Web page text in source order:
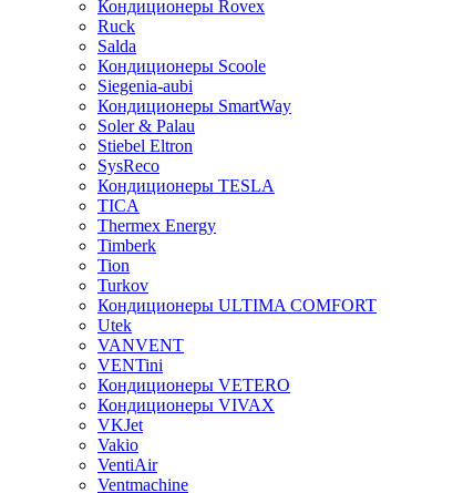
Кондиционеры Rovex
Ruck
Salda
Кондиционеры Scoole
Siegenia-aubi
Кондиционеры SmartWay
Soler & Palau
Stiebel Eltron
SysReco
Кондиционеры TESLA
TICA
Thermex Energy
Timberk
Tion
Turkov
Кондиционеры ULTIMA COMFORT
Utek
VANVENT
VENTini
Кондиционеры VETERO
Кондиционеры VIVAX
VKJet
Vakio
VentiAir
Ventmachine